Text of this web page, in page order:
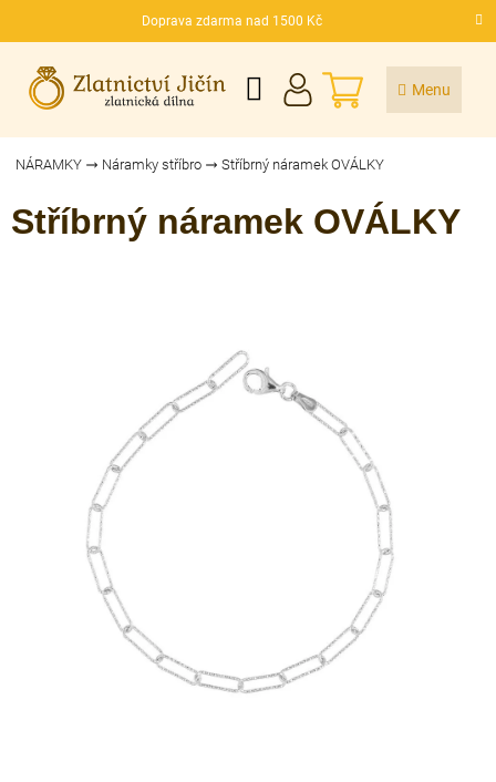
Doprava zdarma nad 1500 Kč
CZK
NÁKUPNÍ
KOŠÍK
NÁRAMKY Náramky stříbro Stříbrný náramek OVÁLKY
Stříbrný náramek OVÁLKY